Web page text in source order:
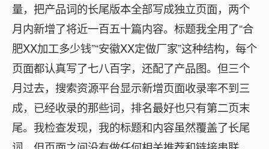
量，把产品词的长尾版本全部写成独立页面，两个
月内新增了将近一百五十篇内容。标题我全用了“合
肥XX加工多少钱”“安徽XX定做厂家”这种结构，每个
页面都认真写了七八百字，还配了产品图。但三个
月过去，搜索资源平台显示新增页面收录率不到三
成，已经收录的那些词，排名最好也只有第二页末
尾。我检查发现，我的标题和内容虽然覆盖了长尾